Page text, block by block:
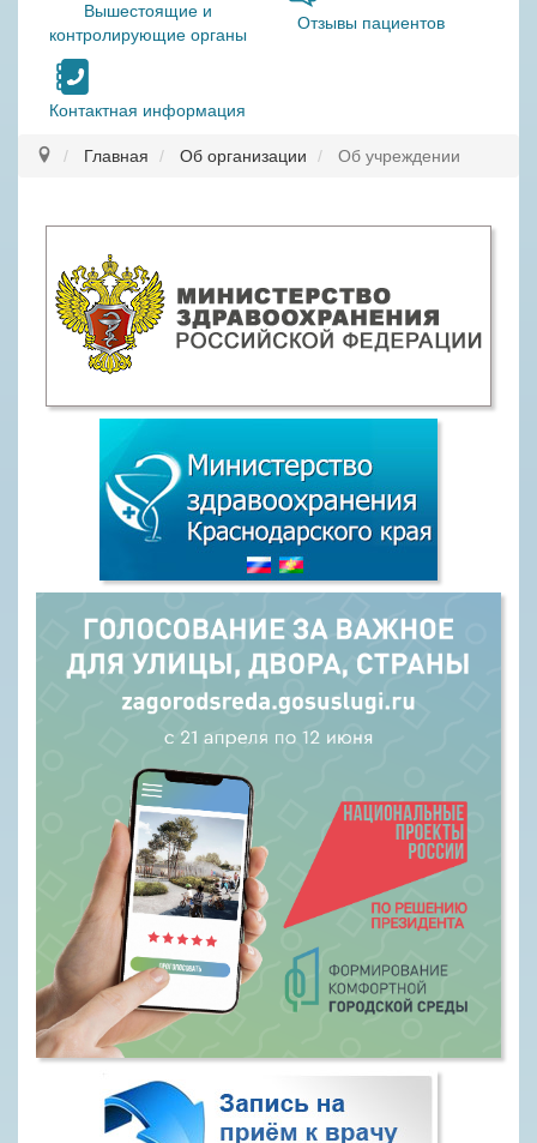
Вышестоящие и
контролирующие органы
Отзывы пациентов
Контактная информация
Главная Об организации Об учреждении